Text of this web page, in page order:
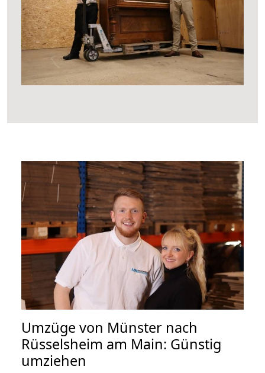
Umzüge von Münster nach
Rüsselsheim am Main: Günstig
umziehen